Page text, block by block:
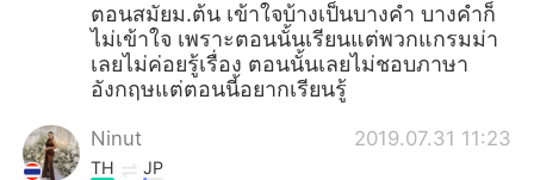
ตอนสมัยม.ต้น​ เข้าใจบ้างเป็นบางคำ​ บางคำก็
ไม่เข้าใจ​ เพราะตอนนั้นเรียนแต่พวกแกรมม่า​
เลยไม่ค่อยรู้เรื่อง​ ตอนนั้นเลยไม่ชอบภาษา
อังกฤษ​แต่ตอนนี้อยากเรียนรู้
Ninut 2019.07.31 11:23
TH JP